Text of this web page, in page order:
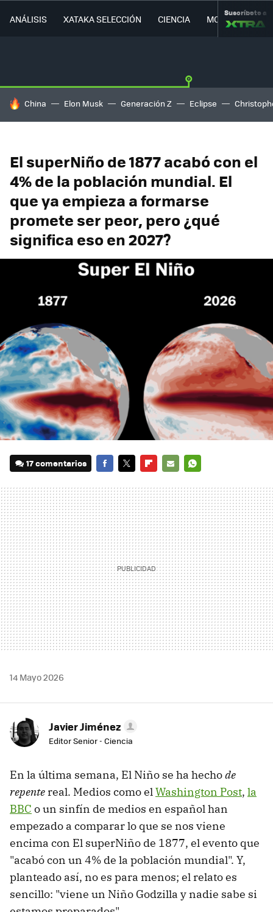
ANÁLISIS XATAKA SELECCIÓN CIENCIA MOVILIDAD
Suscríbete a
HOY SE HABLA DE
China Elon Musk Generación Z Eclipse
El superNiño de 1877 acabó con el
4% de la población mundial. El
que ya empieza a formarse
promete ser peor, pero ¿qué
significa eso en 2027?
17 comentarios
MAIL
14 Mayo 2026
Javier Jiménez
Editor Senior - Ciencia
En la última semana, El Niño se ha hechode
repente real. Medios como elWashington Post, la
BBC o un sinfín de medios en español han
empezado a comparar lo que se nos viene
encima con El superNiño de 1877, el evento que
"acabó con un 4% de la población mundial". Y,
planteado así, no es para menos; el relato es
sencillo: "viene un Niño Godzilla y nadie sabe si